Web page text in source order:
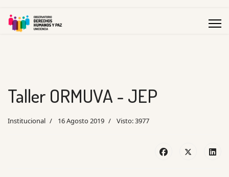
Taller ORMUVA - JEP
Institucional 16 Agosto 2019 Visto: 3977